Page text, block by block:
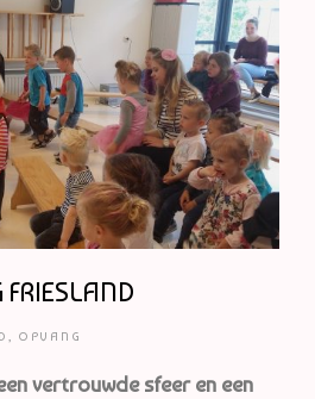
OPVANG
vertrouwde sfeer en een